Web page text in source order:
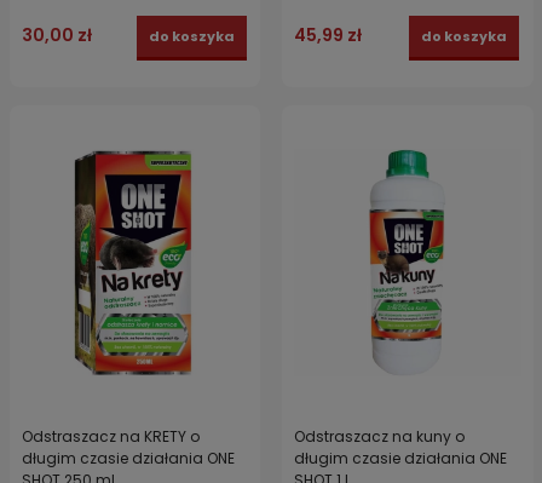
30,00 zł do koszyka 45,99 zł do koszyka
Odstraszacz na KRETY o
długim czasie działania ONE
Odstraszacz na kuny o
długim czasie działania ONE